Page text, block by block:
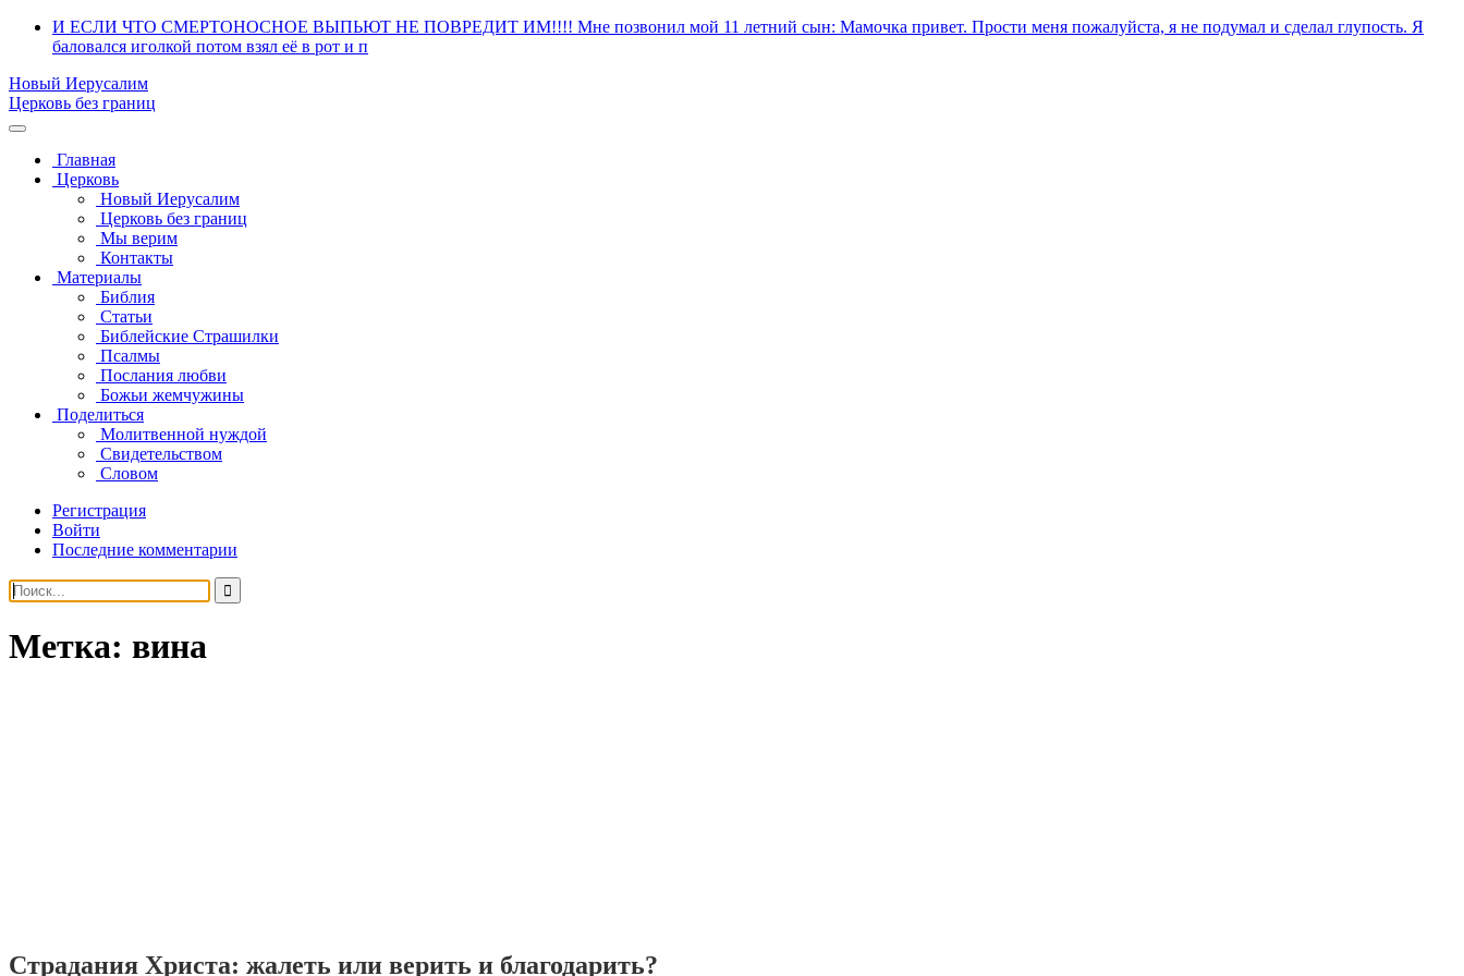
И ЕСЛИ ЧТО СМЕРТОНОСНОЕ ВЫПЬЮТ НЕ ПОВРЕДИТ ИМ!!!! Мне позвонил мой 11 летний сын: Мамочка привет. Прости меня пожалуйста, я не подумал и сделал глупость. Я
баловался иголкой потом взял её в рот и п
Новый Иерусалим
Церковь без границ
Главная
Церковь
Новый Иерусалим
Церковь без границ
Мы верим
Контакты
Материалы
Библия
Статьи
Библейские Страшилки
Псалмы
Послания любви
Божьи жемчужины
Поделиться
Молитвенной нуждой
Свидетельством
Словом
Регистрация
Войти
Последние комментарии
Метка: вина
Страдания Христа: жалеть или верить и благодарить?